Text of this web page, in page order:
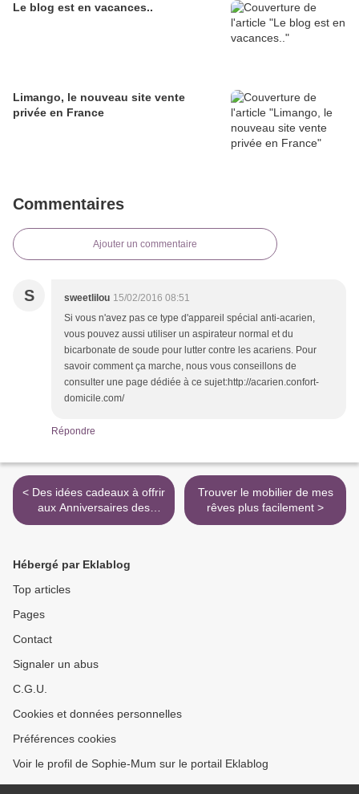
Le blog est en vacances..
Limango, le nouveau site vente
privée en France
Commentaires
Ajouter un commentaire
S sweetlilou 15/02/2016 08:51
Si vous n'avez pas ce type d'appareil spécial anti-acarien,
vous pouvez aussi utiliser un aspirateur normal et du
bicarbonate de soude pour lutter contre les acariens. Pour
savoir comment ça marche, nous vous conseillons de
consulter une page dédiée à ce sujet:http://acarien.confort-
domicile.com/
Répondre
< Des idées cadeaux à offrir
aux Anniversaires des
copines
Trouver le mobilier de mes
rêves plus facilement >
Hébergé par Eklablog
Top articles
Pages
Contact
Signaler un abus
C.G.U.
Cookies et données personnelles
Préférences cookies
Voir le profil de Sophie-Mum sur le portail Eklablog